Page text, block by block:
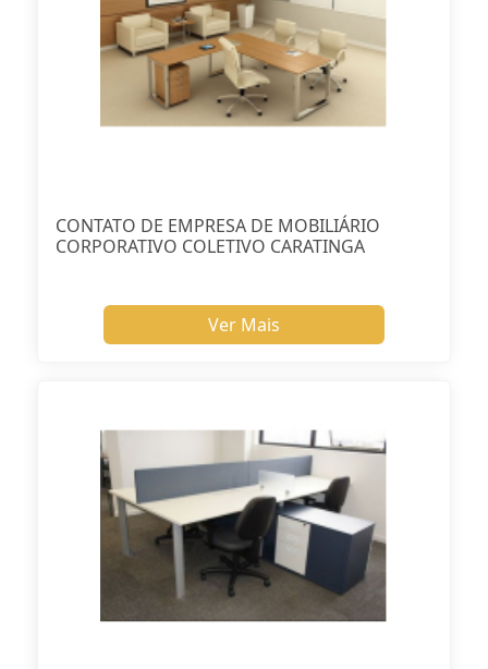
CONTATO DE EMPRESA DE MOBILIÁRIO
CORPORATIVO COLETIVO CARATINGA
Ver Mais